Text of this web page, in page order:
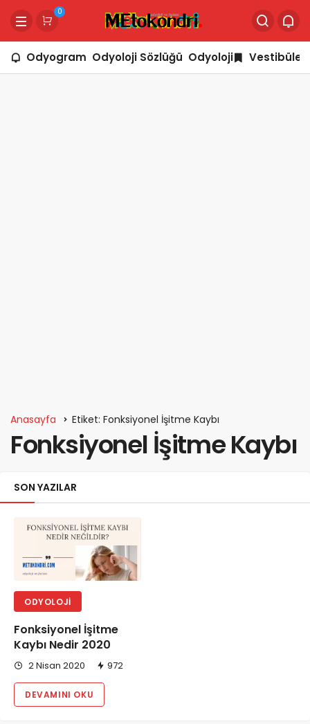
0
Odyogram Odyoloji Sözlüğü Odyoloji Vestibüler
Anasayfa Etiket: Fonksiyonel İşitme Kaybı
Fonksiyonel İşitme Kaybı
SON YAZILAR
ODYOLOJI
Fonksiyonel İşitme
Kaybı Nedir 2020
2 Nisan 2020 972
DEVAMINI OKU